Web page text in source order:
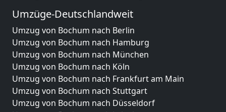
Umzüge-Deutschlandweit
Umzug von Bochum nach Berlin
Umzug von Bochum nach Hamburg
Umzug von Bochum nach München
Umzug von Bochum nach Köln
Umzug von Bochum nach Frankfurt am Main
Umzug von Bochum nach Stuttgart
Umzug von Bochum nach Düsseldorf